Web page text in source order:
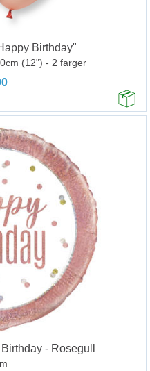
Birthday"
(12") - 2 farger
- Rosegull